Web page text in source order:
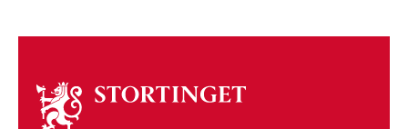
Om
stortinget